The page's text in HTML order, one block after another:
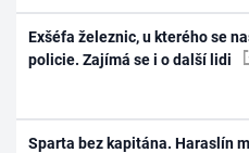
Exšéfa železnic, u kterého se
policie. Zajímá se i o další lidi
Sparta bez kapitána. Haraslín